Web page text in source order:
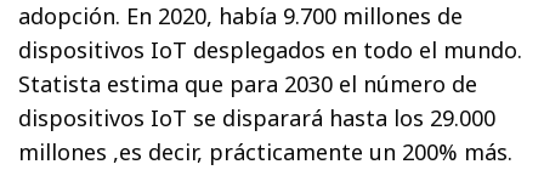
adopción. En 2020, había 9.700 millones de
dispositivos IoT desplegados en todo el mundo.
Statista estima que para 2030 el número de
dispositivos IoT se disparará hasta los 29.000
millones ,es decir, prácticamente un 200% más.